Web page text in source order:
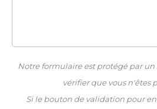
Notre formulaire est protégé par
vérifier que vous n'êtes
Si le bouton de validation pour